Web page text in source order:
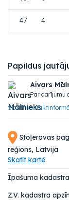
Stoļerovas
reģions, Latvija
Skatīt kartē
Īpašuma
Z.V. kadastra
47. 4
Papildus
Aivars
Par darījumu
Skatīt